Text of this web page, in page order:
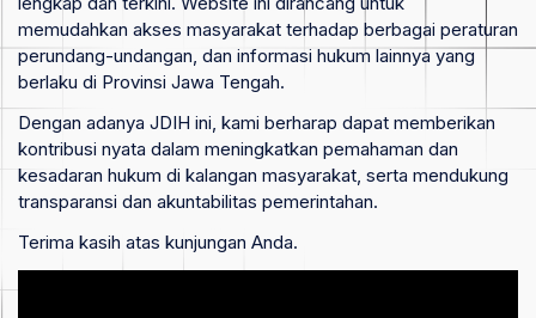
memudahkan akses masyarakat terhadap berbagai peraturan
perundang-undangan, dan informasi hukum lainnya yang
berlaku di Provinsi Jawa Tengah.
Dengan adanya JDIH ini, kami berharap dapat memberikan
kontribusi nyata dalam meningkatkan pemahaman dan
kesadaran hukum di kalangan masyarakat, serta mendukung
transparansi dan akuntabilitas pemerintahan.
Terima kasih atas kunjungan Anda.